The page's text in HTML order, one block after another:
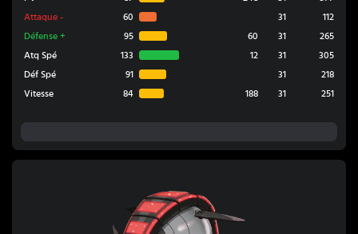
Attaque - 60 31
112
Défense + 95 60 31
265
Atq Spé
133 12 31
305
Déf Spé
91 31
218
Vitesse
84 188 31 251